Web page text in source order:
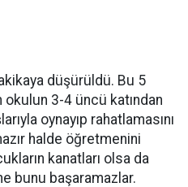
düşürüldü. Bu 5
3-4 üncü katından
oynayıp rahatlamasını
halde öğretmenini
kanatları olsa da
bunu başaramazlar.